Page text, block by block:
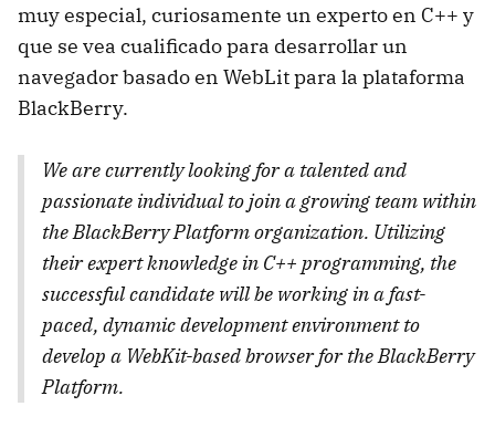
muy especial, curiosamente un experto en C++ y
que se vea cualificado para desarrollar un
navegador basado en WebLit para la plataforma
BlackBerry.
We are currently looking for a talented and
passionate individual to join a growing team within
the BlackBerry Platform organization. Utilizing
their expert knowledge in C++ programming, the
successful candidate will be working in a fast-
paced, dynamic development environment to
develop a WebKit-based browser for the BlackBerry
Platform.